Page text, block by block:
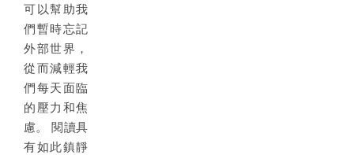
可以幫助我
們暫時忘記
外部世界，
從而減輕我
們每天面臨
的壓力和焦
慮。 閱讀具
有如此鎮靜